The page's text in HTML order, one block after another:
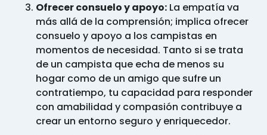
Ofrecer consuelo y apoyo: La empatía va
más allá de la comprensión; implica ofrecer
consuelo y apoyo a los campistas en
momentos de necesidad. Tanto si se trata
de un campista que echa de menos su
hogar como de un amigo que sufre un
contratiempo, tu capacidad para responder
con amabilidad y compasión contribuye a
crear un entorno seguro y enriquecedor.